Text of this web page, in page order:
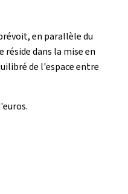
en parallèle du
dans la mise en
de l'espace entre